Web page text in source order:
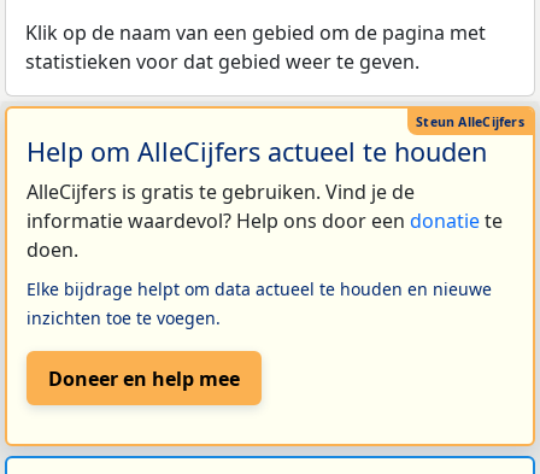
Klik op de naam van een gebied om de pagina met
statistieken voor dat gebied weer te geven.
Help om AlleCijfers actueel te houden
AlleCijfers is gratis te gebruiken. Vind je de
informatie waardevol? Help ons door een donatiete
doen.
Elke bijdrage helpt om data actueel te houden en nieuwe
inzichten toe te voegen.
Doneer en help mee